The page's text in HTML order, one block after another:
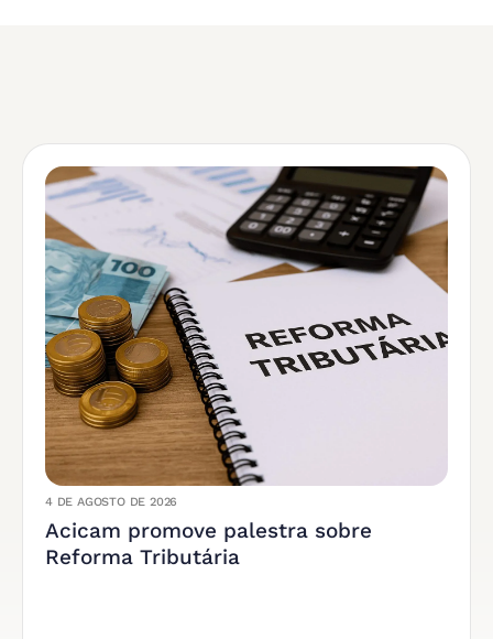
4 DE AGOSTO DE 2026
Acicam promove palestra sobre
Reforma Tributária